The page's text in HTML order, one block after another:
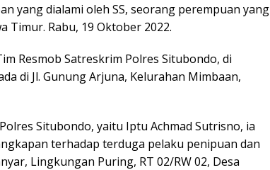
yang dialami oleh SS, seorang perempuan yang
Timur. Rabu, 19 Oktober 2022.
Resmob Satreskrim Polres Situbondo, di
di Jl. Gunung Arjuna, Kelurahan Mimbaan,
Situbondo, yaitu Iptu Achmad Sutrisno, ia
terhadap terduga pelaku penipuan dan
Lingkungan Puring, RT 02/RW 02, Desa